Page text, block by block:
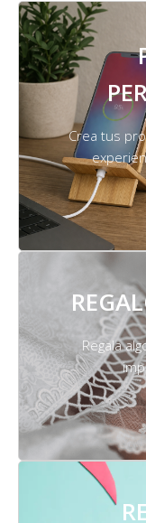
Crea tus
Regala